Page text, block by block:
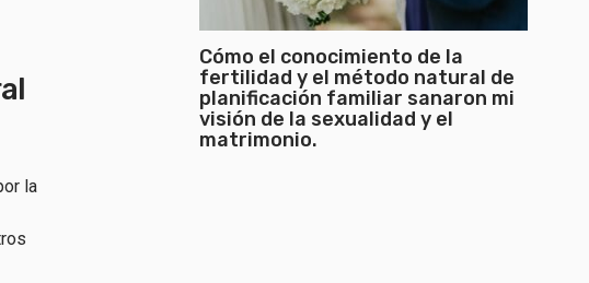
la
Cómo el conocimiento de la
fertilidad y el método natural de
planificación familiar sanaron mi
visión de la sexualidad y el
matrimonio.